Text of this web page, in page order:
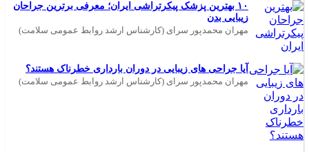
۱۰ بهترین پزشک پیکرتراشی ایران؛ معرفی برترین جراحان
زیبایی بدن
مهران محمدپور سرای (کارشناس ارشد روابط عمومی سلامت)
آیا جراحی های زیبایی در دوران بارداری خطرناک هستند؟
مهران محمدپور سرای (کارشناس ارشد روابط عمومی سلامت)